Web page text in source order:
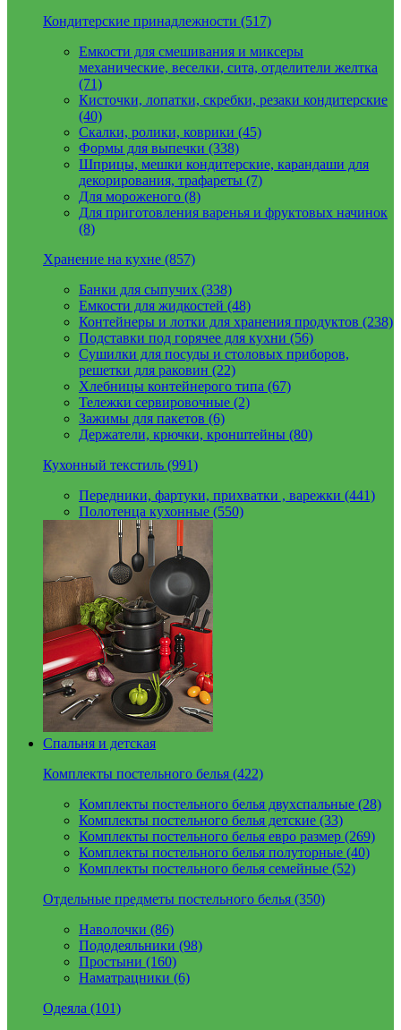
Кондитерские принадлежности (517)
Емкости для смешивания и миксеры
механические, веселки, сита, отделители желтка
(71)
Кисточки, лопатки, скребки, резаки кондитерские
(40)
Скалки, ролики, коврики (45)
Формы для выпечки (338)
Шприцы, мешки кондитерские, карандаши для
декорирования, трафареты (7)
Для мороженого (8)
Для приготовления варенья и фруктовых начинок
(8)
Хранение на кухне (857)
Банки для сыпучих (338)
Емкости для жидкостей (48)
Контейнеры и лотки для хранения продуктов (238)
Подставки под горячее для кухни (56)
Сушилки для посуды и столовых приборов,
решетки для раковин (22)
Хлебницы контейнерого типа (67)
Тележки сервировочные (2)
Зажимы для пакетов (6)
Держатели, крючки, кронштейны (80)
Кухонный текстиль (991)
Передники, фартуки, прихватки , варежки (441)
Полотенца кухонные (550)
Спальня и детская
Комплекты постельного белья (422)
Комплекты постельного белья двухспальные (28)
Комплекты постельного белья детские (33)
Комплекты постельного белья евро размер (269)
Комплекты постельного белья полуторные (40)
Комплекты постельного белья семейные (52)
Отдельные предметы постельного белья (350)
Наволочки (86)
Пододеяльники (98)
Простыни (160)
Наматрацники (6)
Одеяла (101)